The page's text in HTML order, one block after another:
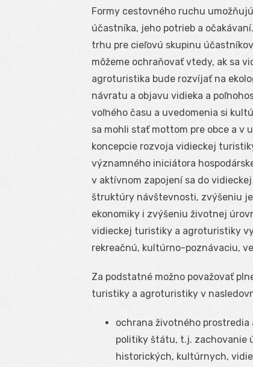
Formy cestovného ruchu
účastníka, jeho potrieb a
trhu pre cieľovú skupinu
môžeme ochraňovať vtedy, ak sa
agroturistika bude rozvíjať na
návratu a objavu vidieka a
voľného času a uvedomenia si
sa mohli stať mottom pre obce a v
koncepcie rozvoja vidieckej
významného iniciátora
v aktívnom zapojení sa do
štruktúry návštevnosti, zvýšeniu
ekonomiky i zvýšeniu životnej
vidieckej turistiky a agroturistiky
rekreačnú, kultúrno-poznávaciu,
Za podstatné možno považovať
turistiky a agroturistiky v
ochrana životného
politiky štátu, t.j. zachovanie
historických, kultúrnych,